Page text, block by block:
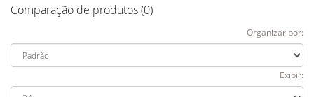
Comparação de produtos (0)
Organizar por:
Exibir: